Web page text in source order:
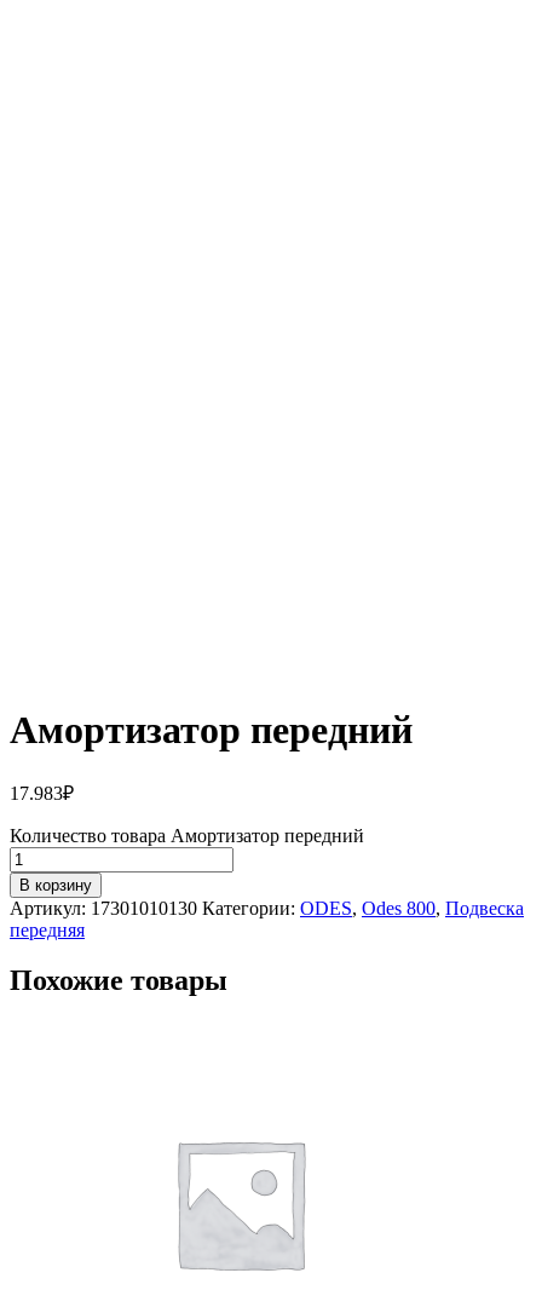
Амортизатор передний
17.983₽
Количество товара Амортизатор передний
В корзину
Артикул: 17301010130 Категории: ODES, Odes 800, Подвеска
передняя
Похожие товары